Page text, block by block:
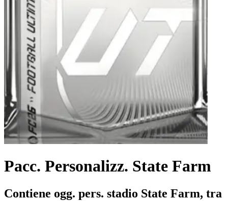
Pacc. Personalizz. State Farm
Contiene ogg. pers. stadio State Farm, tra